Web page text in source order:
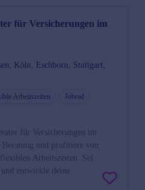
für Versicherungen im
Köln, Eschborn, Stuttgart,
Arbeitszeiten
Jobrad
für Versicherungen im
Beratung und profitiere von
Arbeitszeiten. Sei
entwickle deine